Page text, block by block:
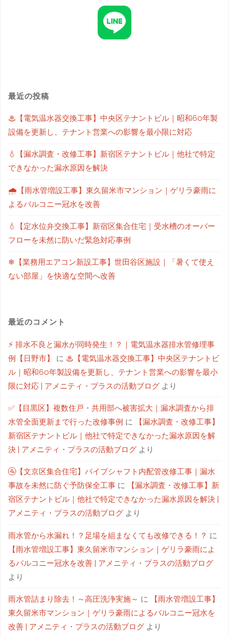
最近の投稿
♨【電気温水器交換工事】中央区テナントビル｜昭和60年製
設備を更新し、テナント営業への影響を最小限に対応
💧【漏水調査・改修工事】新宿区テナントビル｜他社で特定
できなかった漏水原因を解決
🌧【雨水管増設工事】東久留米市マンション｜ゲリラ豪雨に
よるバルコニー冠水を改善
💧【定水位弁交換工事】新宿区集合住宅｜受水槽のオーバー
フローを未然に防いだ緊急対応事例
❄【業務用エアコン新設工事】世田谷区施設｜「暑くて使え
ない部屋」を快適な空間へ改善
最近のコメント
⚡ 排水不良と漏水が同時発生！？｜電気温水器排水管修理事
例【日野市】
に ♨【電気温水器交換工事】中央区テナントビ
ル｜昭和60年製設備を更新し、テナント営業への影響を最小
限に対応 | アメニティ・プラスの活動ブログ より
✅【目黒区】複数住戸・共用部へ被害拡大｜漏水調査から排
水管全面更新まで行った改修事例 に
【漏水調査・改修工事】
新宿区テナントビル｜他社で特定できなかった漏水原因を解
決 | アメニティ・プラスの活動ブログ より
🚰【文京区集合住宅】パイプシャフト内配管改修工事｜漏水
事故を未然に防ぐ予防保全工事 に
【漏水調査・改修工事】新
宿区テナントビル｜他社で特定できなかった漏水原因を解決 |
アメニティ・プラスの活動ブログ より
雨水管から水漏れ！？足場を組まなくても改修できる！？ に
【雨水管増設工事】東久留米市マンション｜ゲリラ豪雨によ
るバルコニー冠水を改善 | アメニティ・プラスの活動ブログ
より
雨水管詰まり除去！～高圧洗浄実施～ に
【雨水管増設工事】
東久留米市マンション｜ゲリラ豪雨によるバルコニー冠水を
改善 | アメニティ・プラスの活動ブログ より